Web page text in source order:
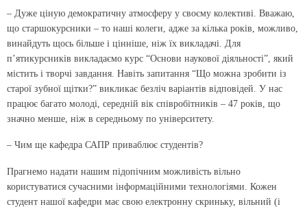
– Дуже ціную демократичну атмосферу у своєму колективі. Вважаю,
що старшокурсники – то наші колеги, адже за кілька років, можливо,
винайдуть щось більше і цінніше, ніж їх викладачі. Для
п’ятикурсників викладаємо курс “Основи наукової діяльності”, який
містить і творчі завдання. Навіть запитання “Що можна зробити із
старої зубної щітки?” викликає безліч варіантів відповідей. У нас
працює багато молоді, середній вік співробітників – 47 років, що
значно менше, ніж в середньому по університету.
– Чим ще кафедра САПР приваблює студентів?
Прагнемо надати нашим підопічним можливість вільно
користуватися сучасними інформаційними технологіями. Кожен
студент нашої кафедри має свою електронну скриньку, вільний (і